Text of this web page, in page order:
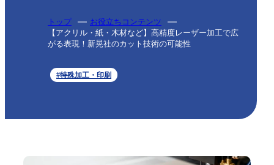
トップ
お役立ちコンテンツ
【アクリル・紙・木材など】高精度レーザー加工で広
がる表現！新晃社のカット技術の可能性
#特殊加工・印刷